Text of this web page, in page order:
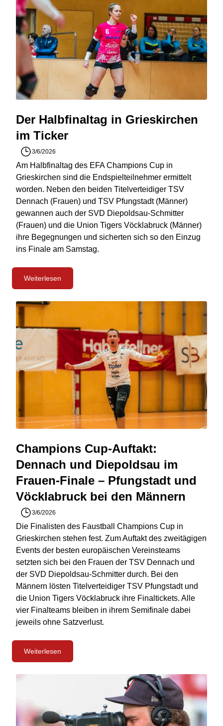
Der Halbfinaltag in Grieskirchen
im Ticker
3/6/2026
Am Halbfinaltag des EFA Champions Cup in
Grieskirchen sind die Endspielteilnehmer ermittelt
worden. Neben den beiden Titelverteidiger TSV
Dennach (Frauen) und TSV Pfungstadt (Männer)
gewannen auch der SVD Diepoldsau-Schmitter
(Frauen) und die Union Tigers Vöcklabruck (Männer)
ihre Begegnungen und sicherten sich so den Einzug
ins Finale am Samstag.
Weiterlesen
Champions Cup-Auftakt:
Dennach und Diepoldsau im
Frauen-Finale – Pfungstadt und
Vöcklabruck bei den Männern
3/6/2026
Die Finalisten des Faustball Champions Cup in
Grieskirchen stehen fest. Zum Auftakt des zweitägigen
Events der besten europäischen Vereinsteams
setzten sich bei den Frauen der TSV Dennach und
der SVD Diepoldsau-Schmitter durch. Bei den
Männern lösten Titelverteidiger TSV Pfungstadt und
die Union Tigers Vöcklabruck ihre Finaltickets. Alle
vier Finalteams bleiben in ihrem Semifinale dabei
jeweils ohne Satzverlust.
Weiterlesen